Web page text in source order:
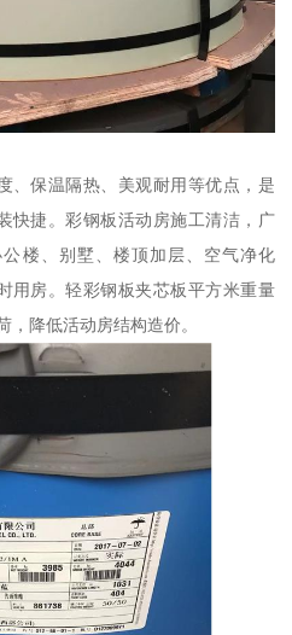
、保温隔热、美观耐用等优点，是
快捷。彩钢板活动房施工清洁，广
楼、别墅、楼顶加层、空气净化
用房。轻彩钢板夹芯板平方米重量
，降低活动房结构造价。